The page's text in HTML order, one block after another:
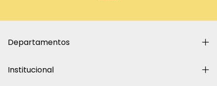
Departamentos
Institucional